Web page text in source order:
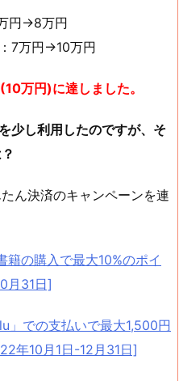
円→8万円
7万円→10万円
万円)に達しました。
少し利用したのですが、そ
ん決済のキャンペーンを連
の購入で最大10%のポイ
月31日]
」での支払いで最大1,500円
年10月1日-12月31日]